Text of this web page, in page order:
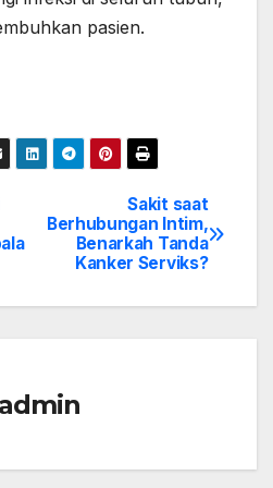
pasien.
Sakit saat
Berhubungan Intim,
Benarkah Tanda
Kanker Serviks?
admin